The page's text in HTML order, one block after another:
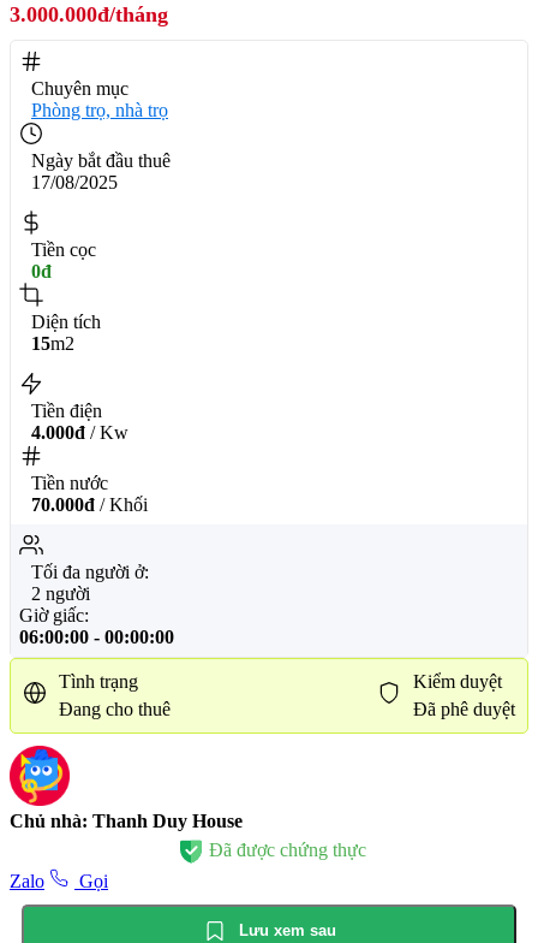
3.000.000đ/tháng
Chuyên mục
Phòng trọ, nhà trọ
Ngày bắt đầu thuê
17/08/2025
Tiền cọc
0đ
Diện tích
15m2
Tiền điện
4.000đ / Kw
Tiền nước
70.000đ / Khối
Tối đa người ở:
2 người
Giờ giấc:
06:00:00 - 00:00:00
Tình trạng
Đang cho thuê
Kiểm duyệt
Đã phê duyệt
Chủ nhà: Thanh Duy House
Đã được chứng thực
Zalo
Gọi
Lưu xem sau